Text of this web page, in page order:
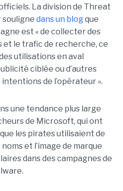
La division de Threat
souligne dans un blogque
est « de collecter des
et le trafic de recherche, ce
utilisations en aval
ciblée ou d’autres
intentions de l’opérateur ».
une tendance plus large
de Microsoft, qui ont
les pirates utilisaient de
et l’image de marque
dans des campagnes de